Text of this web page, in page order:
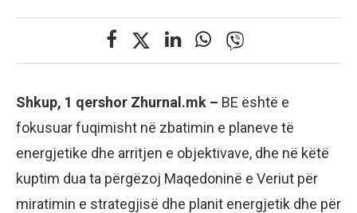
Shkup, 1 qershor Zhurnal.mk – BE është e
fokusuar fuqimisht në zbatimin e planeve të
energjetike dhe arritjen e objektivave, dhe në këtë
kuptim dua ta përgëzoj Maqedoninë e Veriut për
miratimin e strategjisë dhe planit energjetik dhe për